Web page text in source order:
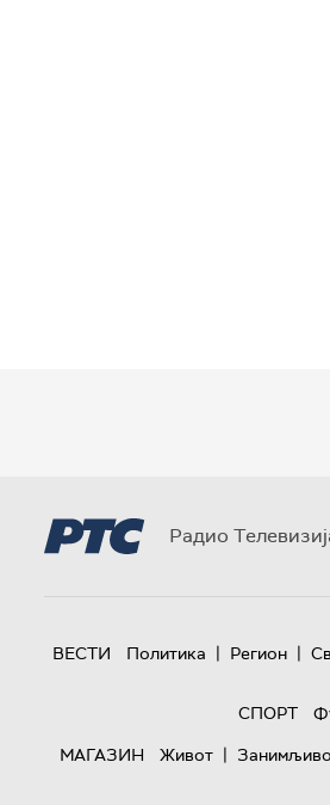
Радио
ВЕСТИ Политика | Регион |
СПОРТ
МАГАЗИН Живот |